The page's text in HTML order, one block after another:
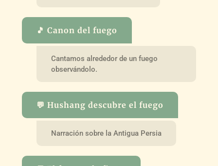
🎵 Canon del fuego
Cantamos alrededor de un fuego
observándolo.
💬 Hushang descubre el fuego
Narración sobre la Antigua Persia